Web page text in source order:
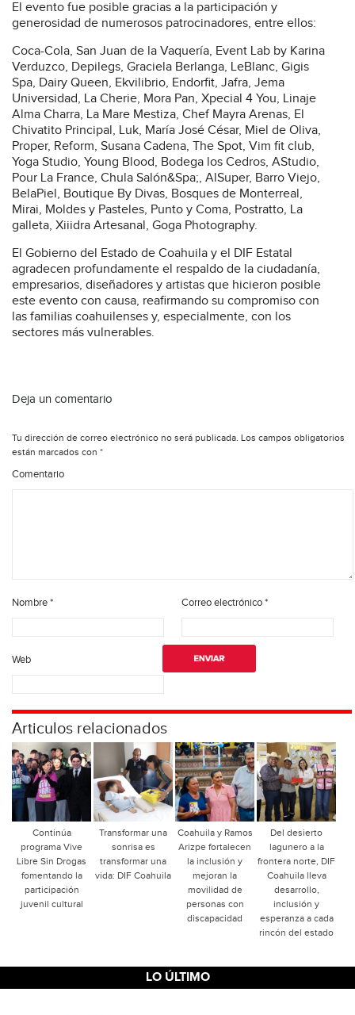
El evento fue posible gracias a la participación y
generosidad de numerosos patrocinadores, entre ellos:
Coca-Cola, San Juan de la Vaquería, Event Lab by Karina
Verduzco, Depilegs, Graciela Berlanga, LeBlanc, Gigis
Spa, Dairy Queen, Ekvilibrio, Endorfit, Jafra, Jema
Universidad, La Cherie, Mora Pan, Xpecial 4 You, Linaje
Alma Charra, La Mare Mestiza, Chef Mayra Arenas, El
Chivatito Principal, Luk, María José César, Miel de Oliva,
Proper, Reform, Susana Cadena, The Spot, Vim fit club,
Yoga Studio, Young Blood, Bodega los Cedros, AStudio,
Pour La France, Chula Salón&Spa;, AlSuper, Barro Viejo,
BelaPiel, Boutique By Divas, Bosques de Monterreal,
Mirai, Moldes y Pasteles, Punto y Coma, Postratto, La
galleta, Xiiidra Artesanal, Goga Photography.
El Gobierno del Estado de Coahuila y el DIF Estatal
agradecen profundamente el respaldo de la ciudadanía,
empresarios, diseñadores y artistas que hicieron posible
este evento con causa, reafirmando su compromiso con
las familias coahuilenses y, especialmente, con los
sectores más vulnerables.
Deja un comentario
Tu dirección de correo electrónico no será publicada. Los campos obligatorios
están marcados con *
Comentario
Nombre* Correo electrónico*
Web
Articulos relacionados
Continúa
programa Vive
Libre Sin Drogas
fomentando la
participación
juvenil cultural
Transformar una
sonrisa es
transformar una
vida: DIF Coahuila
Coahuila y Ramos
Arizpe fortalecen
la inclusión y
mejoran la
movilidad de
personas con
discapacidad
Del desierto
lagunero a la
frontera norte, DIF
Coahuila lleva
desarrollo,
inclusión y
esperanza a cada
rincón del estado
LO ÚLTIMO